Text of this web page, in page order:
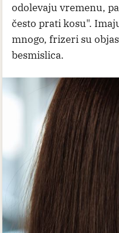
odolevaju vremenu,
često prati kosu".
mnogo, frizeri su
besmislica.